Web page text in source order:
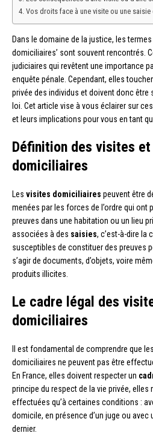
Vos droits face à une visite ou une
Dans le domaine de la justice, les termes
domiciliaires’ sont souvent rencontrés.
judiciaires qui revêtent une importance
enquête pénale. Cependant, elles
privée des individus et doivent donc être
loi. Cet article vise à vous éclairer sur
et leurs implications pour vous en tant
Définition des visites
domiciliaires
Les visites domiciliaires peuvent être
menées par les forces de l’ordre qui ont
preuves dans une habitation ou un lieu
associées à des saisies, c’est-à-dire la
susceptibles de constituer des preuves
s’agir de documents, d’objets, voire
produits illicites.
Le cadre légal des
domiciliaires
Il est fondamental de comprendre que
domiciliaires ne peuvent pas être
En France, elles doivent respecter un
principe du respect de la vie privée, elles
effectuées qu’à certaines conditions :
domicile, en présence d’un juge ou avec
dernier.